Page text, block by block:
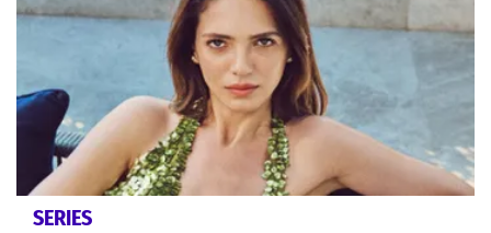
SERIES